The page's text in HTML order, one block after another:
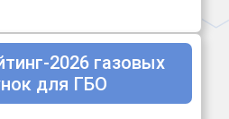
2026 газовых
для ГБО